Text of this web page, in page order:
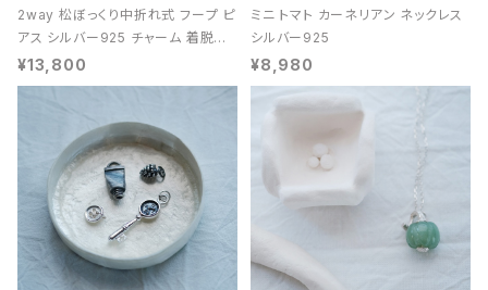
2way 松ぼっくり中折れ式 フープ ピ
アス シルバー925 チャーム 着脱可
能 レディース ユニセックス
¥13,800
ミニ トマト カーネリアン ネックレス
シルバー925
¥8,980